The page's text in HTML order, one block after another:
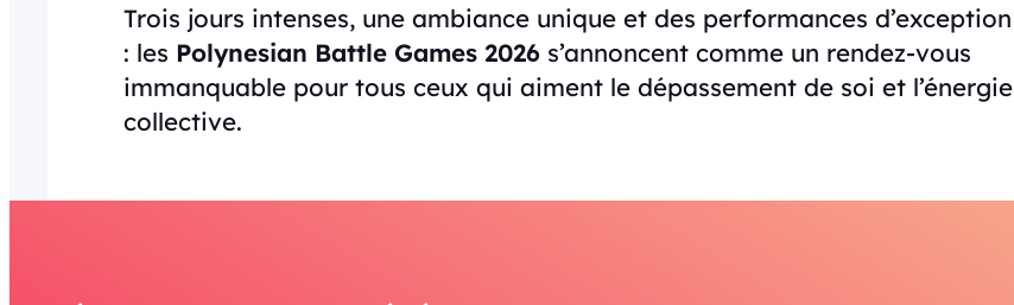
Trois jours intenses, une ambiance unique et des performances d’exception
: les Polynesian Battle Games 2026 s’annoncent comme un rendez-vous
immanquable pour tous ceux qui aiment le dépassement de soi et l’énergie
collective.